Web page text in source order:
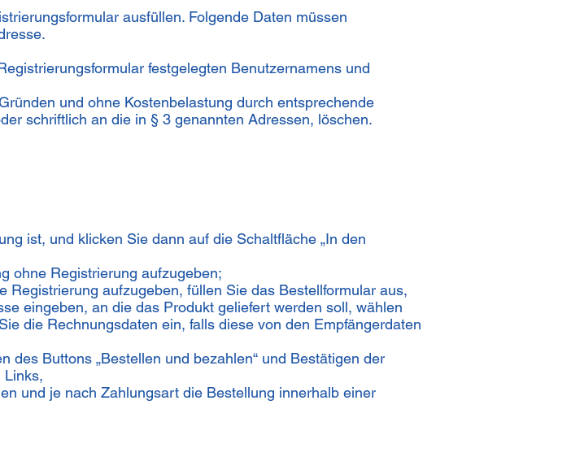
ausfüllen. Folgende Daten müssen
festgelegten Benutzernamens und
und ohne Kostenbelastung durch entsprechende
schriftlich an die in § 3 genannten Adressen, löschen.
ist, und klicken Sie dann auf die Schaltfläche „In den
ohne Registrierung aufzugeben;
aufzugeben, füllen Sie das Bestellformular aus,
eingeben, an die das Produkt geliefert werden soll, wählen
die Rechnungsdaten ein, falls diese von den Empfängerdaten
des Buttons „Bestellen und bezahlen“ und Bestätigen der
Links,
und je nach Zahlungsart die Bestellung innerhalb einer